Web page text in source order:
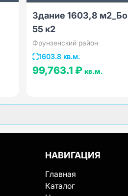
Здание 1603,8
55 к2
Фрунзенский район
1603.8 кв.м.
99,763.1 ₽кв.м.
НАВИГАЦИЯ
Главная
Каталог